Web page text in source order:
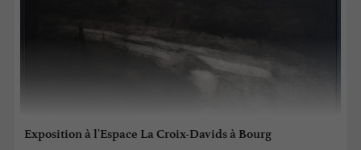
Exposition à l'Espace La Croix-Davids à Bourg